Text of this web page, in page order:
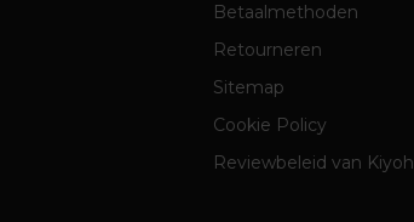
Betaalmethoden
Retourneren
Sitemap
Cookie Policy
Reviewbeleid van Kiyoh